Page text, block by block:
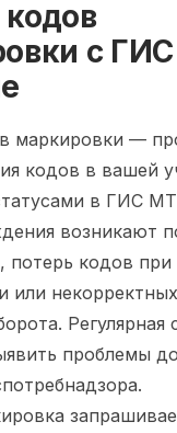
с
маркировки —
кодов в вашей
в ГИС
возникают
потерь кодов при
или
Регулярная
проблемы